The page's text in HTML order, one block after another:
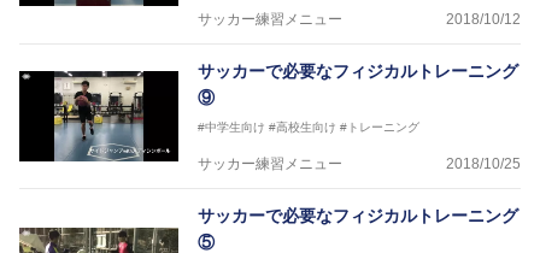
サッカー練習メニュー 2018/10/12
サッカーで必要なフィジカルトレーニング
⑨
#中学生向け #高校生向け #トレーニング
サッカー練習メニュー 2018/10/25
サッカーで必要なフィジカルトレーニング
⑤